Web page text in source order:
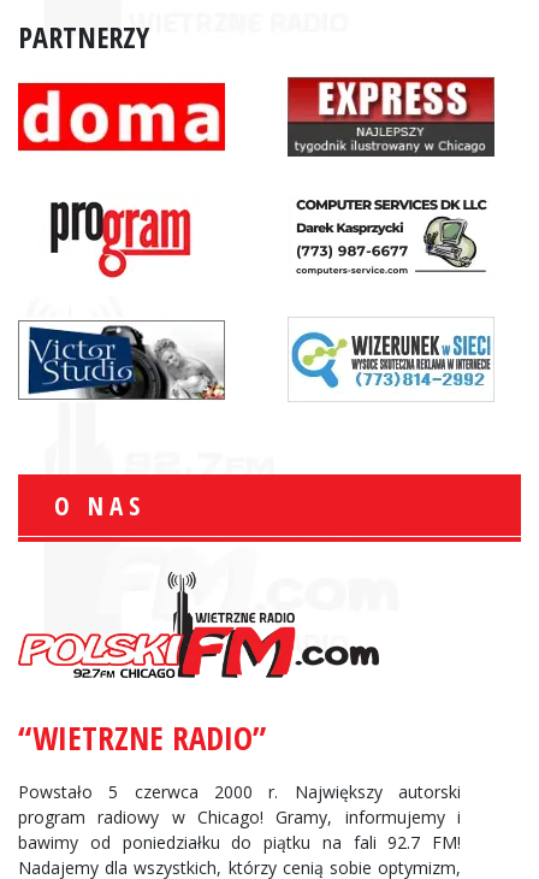
PARTNERZY
O NAS
“WIETRZNE RADIO”
Powstało 5 czerwca 2000 r. Największy autorski
program radiowy w Chicago! Gramy, informujemy i
bawimy od poniedziałku do piątku na fali 92.7 FM!
Nadajemy dla wszystkich, którzy cenią sobie optymizm,